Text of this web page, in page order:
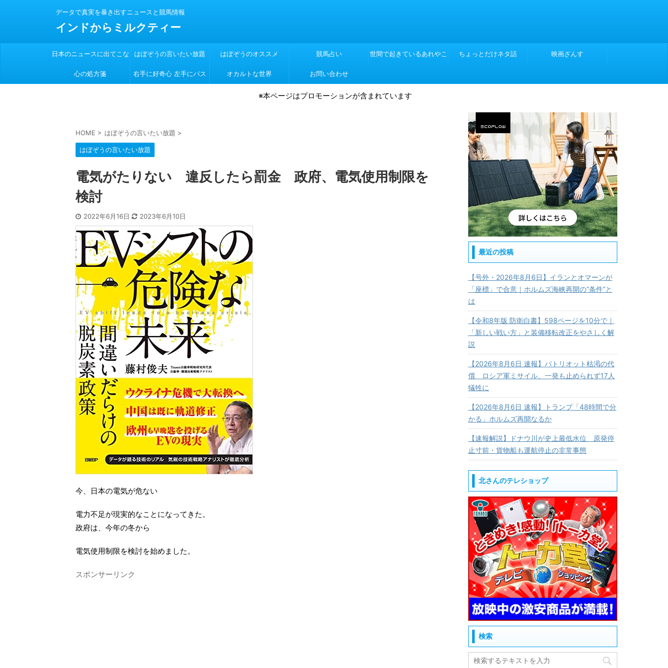
データで真実を暴き出すニュースと競馬情報
インドからミルクティー
日本のニュースに出てこな
い
はぼぞうの言いたい放題 はぼぞうのオススメ 競馬占い 世間で起きているあれやこ ちょっとだけネタ話 映画ざんす
心の処方箋 右手に好奇心 左手にパス オカルトな世界 お問い合わせ
※本ページはプロモーションが含まれています
HOME > はぼぞうの言いたい放題 >
はぼぞうの言いたい放題
電気がたりない 違反したら罰金 政府、電気使用制限を
検討
2022年6月16日 2023年6月10日
今、日本の電気が危ない
電力不足が現実的なことになってきた。
政府は、今年の冬から
電気使用制限を検討を始めました。
スポンサーリンク
最近の投稿
【号外・2026年8月6日】イランとオマーンが
「座標」で合意｜ホルムズ海峡再開の“条件”と
は
【令和8年版 防衛白書】598ページを10分で｜
「新しい戦い方」と装備移転改正をやさしく解
説
【2026年8月6日 速報】パトリオット枯渇の代
償 ロシア軍ミサイル、一発も止められず17人
犠牲に
【2026年8月6日 速報】トランプ「48時間で分
かる」ホルムズ再開なるか
【速報解説】ドナウ川が史上最低水位 原発停
止寸前・貨物船も運航停止の非常事態
北さんのテレショップ
検索